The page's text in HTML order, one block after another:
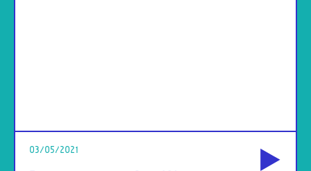
03/05/2021